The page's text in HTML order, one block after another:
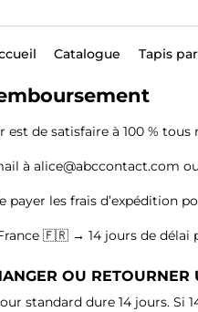
Catalogue Tapis
de satisfaire à 100 % tous
à alice@abccontact.com
payer les frais d’expédition
🇫🇷 → 14 jours de délai
OU
standard dure 14 jours. Si